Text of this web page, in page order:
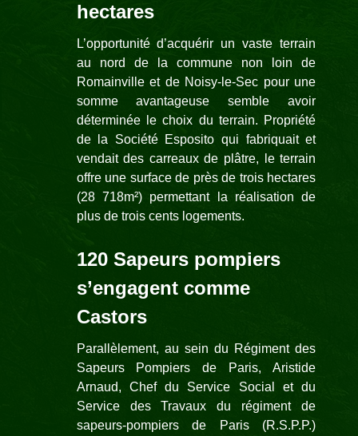
hectares
L’opportunité d’acquérir un vaste terrain
au nord de la commune non loin de
Romainville et de Noisy-le-Sec pour une
somme avantageuse semble avoir
déterminée le choix du terrain. Propriété
de la Société Esposito qui fabriquait et
vendait des carreaux de plâtre, le terrain
offre une surface de près de trois hectares
(28 718m²) permettant la réalisation de
plus de trois cents logements.
120 Sapeurs pompiers
s’engagent comme
Castors
Parallèlement, au sein du Régiment des
Sapeurs Pompiers de Paris, Aristide
Arnaud, Chef du Service Social et du
Service des Travaux du régiment de
sapeurs-pompiers de Paris (R.S.P.P.)